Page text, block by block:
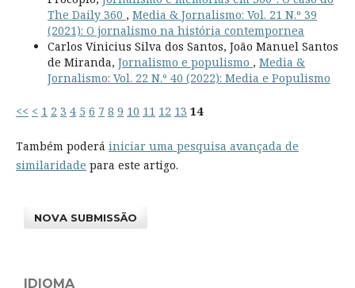
The Daily 360 , Media & Jornalismo: Vol. 21 N.º 39
(2021): O jornalismo na história contempornea
Carlos Vinicius Silva dos Santos, João Manuel Santos
de Miranda, Jornalismo e populismo , Media &
Jornalismo: Vol. 22 N.º 40 (2022): Media e Populismo
<< < 1 2 3 4 5 6 7 8 9 10 11 12 13 14
Também poderá iniciar uma pesquisa avançada de
similaridade para este artigo.
NOVA SUBMISSÃO
IDIOMA